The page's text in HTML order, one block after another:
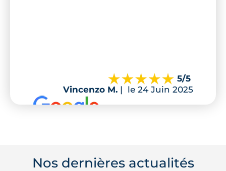
5/5
Vincenzo M. | le 24 Juin 2025
Nos dernières actualités